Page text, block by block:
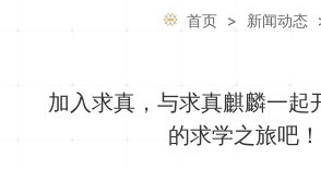
首页 > 新闻动态
加入求真，与求真麒麟一起
的求学之旅吧！